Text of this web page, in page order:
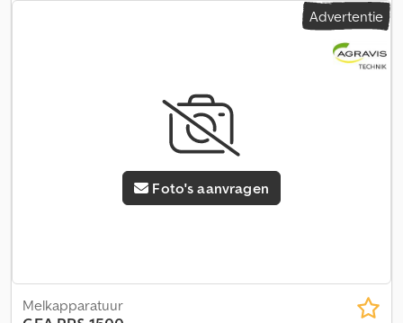
Advertentie
Foto's aanvragen
Melkapparatuur